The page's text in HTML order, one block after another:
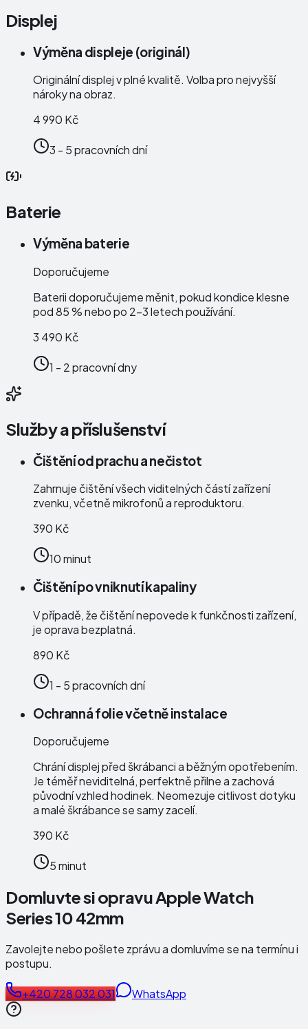
Displej
Výměna displeje (originál)
Originální displej v plné kvalitě. Volba pro nejvyšší
nároky na obraz.
4 990 Kč
3 - 5 pracovních dní
Baterie
Výměna baterie
Doporučujeme
Baterii doporučujeme měnit, pokud kondice klesne
pod 85 % nebo po 2–3 letech používání.
3 490 Kč
1 - 2 pracovní dny
Služby a příslušenství
Čištění od prachu a nečistot
Zahrnuje čištění všech viditelných částí zařízení
zvenku, včetně mikrofonů a reproduktoru.
390 Kč
10 minut
Čištění po vniknutí kapaliny
V případě, že čištění nepovede k funkčnosti zařízení,
je oprava bezplatná.
890 Kč
1 - 5 pracovních dní
Ochranná folie včetně instalace
Doporučujeme
Chrání displej před škrábanci a běžným opotřebením.
Je téměř neviditelná, perfektně přilne a zachová
původní vzhled hodinek. Neomezuje citlivost dotyku
a malé škrábance se samy zacelí.
390 Kč
5 minut
Domluvte si opravu Apple Watch
Series 10 42mm
Zavolejte nebo pošlete zprávu a domluvíme se na termínu i
postupu.
+420 728 032 031 WhatsApp